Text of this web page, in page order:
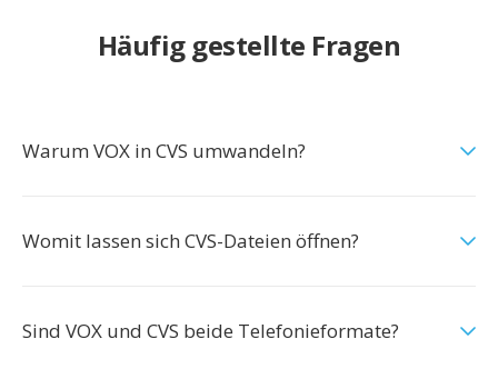
Häufig gestellte Fragen
Warum VOX in CVS umwandeln?
Womit lassen sich CVS-Dateien öffnen?
Sind VOX und CVS beide Telefonieformate?